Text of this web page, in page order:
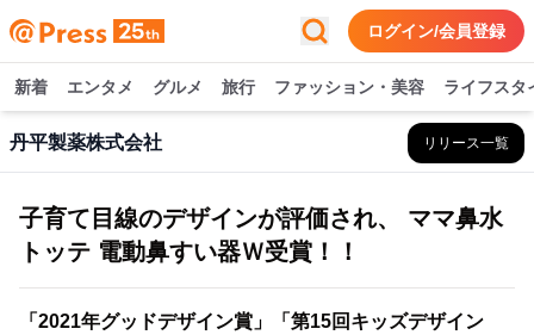
ログイン/会員登録
新着 エンタメ グルメ 旅行 ファッション・美容 ライフスタ
丹平製薬株式会社 リリース一覧
子育て目線のデザインが評価され、 ママ鼻水
トッテ 電動鼻すい器Ｗ受賞！！
「2021年グッドデザイン賞」「第15回キッズデザイン